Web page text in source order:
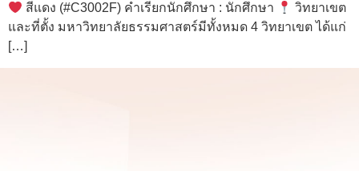
สีแดง (#C3002F) คำเรียกนักศึกษา : นักศึกษา
วิทยาเขต
และที่ตั้ง มหาวิทยาลัยธรรมศาสตร์มีทั้งหมด 4 วิทยาเขต ได้แก่
[…]